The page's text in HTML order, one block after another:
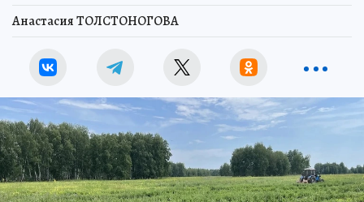
Анастасия ТОЛСТОНОГОВА